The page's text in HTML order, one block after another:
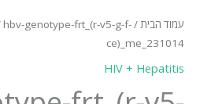
עמוד הבית/
hbv-genotype-frt_(r-v5-g-f-
ce)_me_231014
HIV + Hepatitis